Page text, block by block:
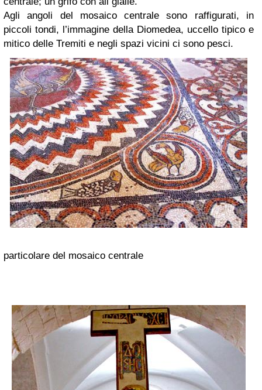
Agli angoli del mosaico centrale sono raffigurati, in
piccoli tondi, l’immagine della Diomedea, uccello tipico e
mitico delle Tremiti e negli spazi vicini ci sono pesci.
particolare del mosaico centrale